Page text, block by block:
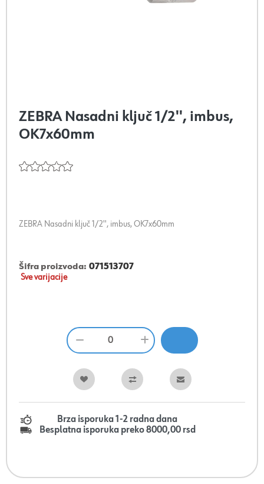
ZEBRA Nasadni ključ 1/2'', imbus,
OK7x60mm
ZEBRA Nasadni ključ 1/2'', imbus, OK7x60mm
Šifra proizvoda: 071513707
Sve varijacije
Brza isporuka 1-2 radna dana
Besplatna isporuka preko 8000,00 rsd